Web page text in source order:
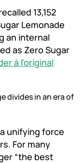
13,152
Lemonade
an internal
as Zero Sugar
à l'original
divides in an era of
unifying force
For many
“the best